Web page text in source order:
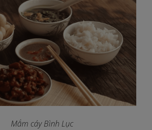
Mắm cáy Bình Lục